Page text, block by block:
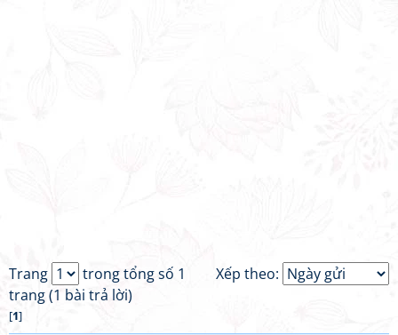
Xếp theo:
Trang
trong tổng số 1
trang (1 bài trả lời)
[1]